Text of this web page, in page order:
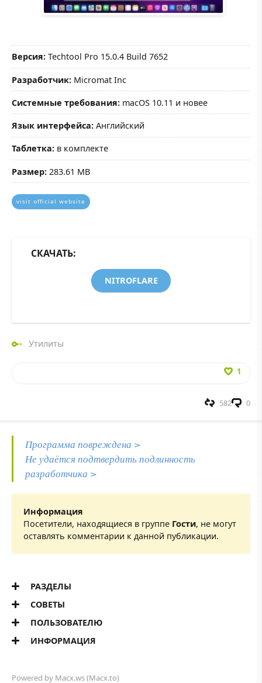
Версия: Techtool Pro 15.0.4 Build 7652
Разработчик: Micromat Inc
Системные требования: macOS 10.11 и новее
Язык интерфейса: Английский
Таблетка: в комплекте
Размер: 283.61 MB
visit official website
СКАЧАТЬ:
NITROFLARE
Утилиты
1
0
582
Программа повреждена >
Не удаётся подтвердить подлинность
разработчика >
Информация
Посетители, находящиеся в группе Гости, не могут
оставлять комментарии к данной публикации.
РАЗДЕЛЫ
СОВЕТЫ
ПОЛЬЗОВАТЕЛЮ
ИНФОРМАЦИЯ
Powered by Macx.ws(Macx.to)